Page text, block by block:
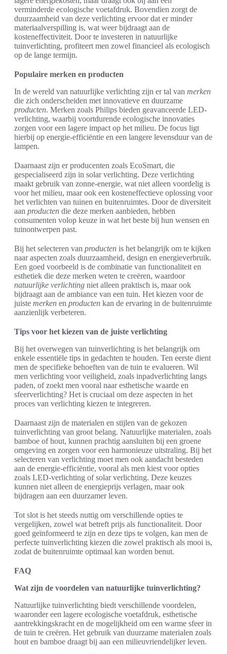
verminderde ecologische voetafdruk. Bovendien zorgt de
duurzaamheid van deze verlichting ervoor dat er minder
materiaalverspilling is, wat weer bijdraagt aan de
kosteneffectiviteit. Door te investeren in natuurlijke
tuinverlichting, profiteert men zowel financieel als ecologisch
op de lange termijn.
Populaire merken en producten
In de wereld van natuurlijke verlichting zijn er tal van merken
die zich onderscheiden met innovatieve en duurzame
producten. Merken zoals Philips bieden geavanceerde LED-
verlichting, waarbij voortdurende ecologische innovaties
zorgen voor een lagere impact op het milieu. De focus ligt
hierbij op energie-efficiëntie en een langere levensduur van de
lampen.
Daarnaast zijn er producenten zoals EcoSmart, die
gespecialiseerd zijn in solar verlichting. Deze verlichting
maakt gebruik van zonne-energie, wat niet alleen voordelig is
voor het milieu, maar ook een kosteneffectieve oplossing voor
het verlichten van tuinen en buitenruimtes. Door de diversiteit
aan producten die deze merken aanbieden, hebben
consumenten volop keuze in wat het beste bij hun wensen en
tuinontwerpen past.
Bij het selecteren van producten is het belangrijk om te kijken
naar aspecten zoals duurzaamheid, design en energieverbruik.
Een goed voorbeeld is de combinatie van functionaliteit en
esthetiek die deze merken weten te creëren, waardoor
natuurlijke verlichting niet alleen praktisch is, maar ook
bijdraagt aan de ambiance van een tuin. Het kiezen voor de
juiste merken en producten kan de ervaring in de buitenruimte
aanzienlijk verbeteren.
Tips voor het kiezen van de juiste verlichting
Bij het overwegen van tuinverlichting is het belangrijk om
enkele essentiële tips in gedachten te houden. Ten eerste dient
men de specifieke behoeften van de tuin te evalueren. Wil
men verlichting voor veiligheid, zoals inpadverlichting langs
paden, of zoekt men vooral naar esthetische waarde en
sfeerverlichting? Het is cruciaal om deze aspecten in het
proces van verlichting kiezen te integreren.
Daarnaast zijn de materialen en stijlen van de gekozen
tuinverlichting van groot belang. Natuurlijke materialen, zoals
bamboe of hout, kunnen prachtig aansluiten bij een groene
omgeving en zorgen voor een harmonieuze uitstraling. Bij het
selecteren van verlichting moet men ook aandacht besteden
aan de energie-efficiëntie, vooral als men kiest voor opties
zoals LED-verlichting of solar verlichting. Deze keuzes
kunnen niet alleen de energieprijs verlagen, maar ook
bijdragen aan een duurzamer leven.
Tot slot is het steeds nuttig om verschillende opties te
vergelijken, zowel wat betreft prijs als functionaliteit. Door
goed geïnformeerd te zijn en deze tips te volgen, kan men de
perfecte tuinverlichting kiezen die zowel praktisch als mooi is,
zodat de buitenruimte optimaal kan worden benut.
FAQ
Wat zijn de voordelen van natuurlijke tuinverlichting?
Natuurlijke tuinverlichting biedt verschillende voordelen,
waaronder een lagere ecologische voetafdruk, esthetische
aantrekkingskracht en de mogelijkheid om een warme sfeer in
de tuin te creëren. Het gebruik van duurzame materialen zoals
hout en bamboe draagt bij aan een milieuvriendelijker leven.